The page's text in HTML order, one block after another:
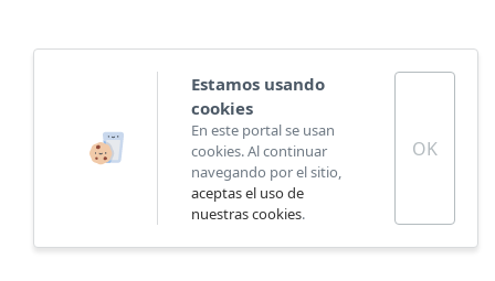
Estamos usando
cookies
En este portal se usan
cookies. Al continuar
navegando por el sitio,
aceptas el uso de
nuestras cookies.
OK